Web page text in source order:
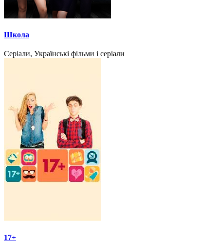
Школа
Серіали, Українські фільми і серіали
17+